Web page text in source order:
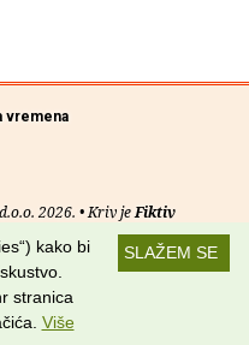
vremena
2026. • Kriv jeFiktiv
RSS kanali
na:
SLAŽEM SE
kako bi
stranica
Više